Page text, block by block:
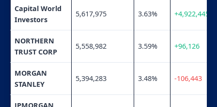
Capital World
Investors
5,617,975 3.63% +4,922,445
NORTHERN
TRUST CORP
5,558,982 3.59% +96,126
MORGAN
STANLEY
5,394,283 3.48% -106,443
JPMORGAN